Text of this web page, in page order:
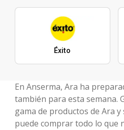
Éxito
En Anserma, Ara ha
también para esta semana.
gama de productos de Ara
puede comprar todo lo que